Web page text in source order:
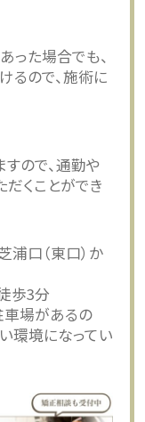
った場合でも、
るので、施術に
ので、通勤や
くことができ
口（東口）か
歩3分
車場があるの
環境になってい